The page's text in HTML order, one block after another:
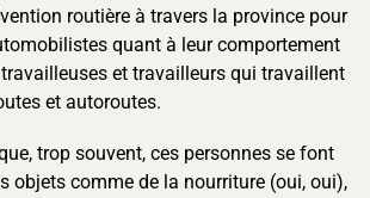
routière à travers la province pour
quant à leur comportement
et travailleurs qui travaillent
et autoroutes.
trop souvent, ces personnes se font
objets comme de la nourriture (oui, oui),